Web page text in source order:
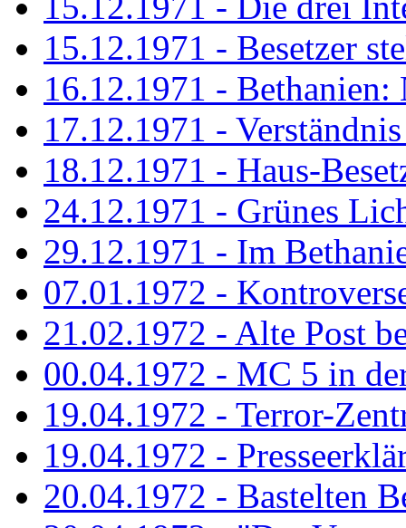
15.12.1971 - Besetzer
16.12.1971 - Bethanien:
17.12.1971 -
18.12.1971 - Haus-
24.12.1971 - Grünes
29.12.1971 - Im
07.01.1972 -
21.02.1972 - Alte Post
00.04.1972 - MC 5 in
19.04.1972 - Terror-
19.04.1972 -
20.04.1972 - Bastelten